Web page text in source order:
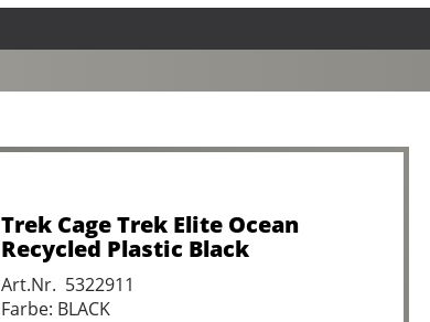
Trek Cage Trek Elite Ocean
Recycled Plastic Black
Art.Nr. 5322911
Farbe: BLACK